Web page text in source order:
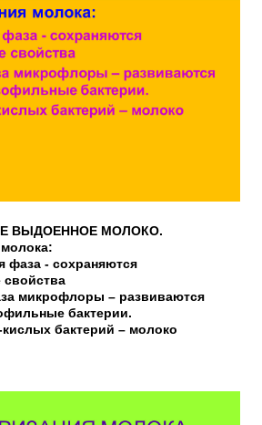
ВЫДОЕННОЕ МОЛОКО.
фаза - сохраняются
микрофлоры – развиваются
бактерии.
бактерий – молоко